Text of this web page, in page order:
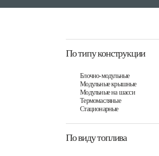
По типу конструкции
Блочно-модульные
Модульные крышные
Модульные на шасси
Термомасляные
Стационарные
По виду топлива